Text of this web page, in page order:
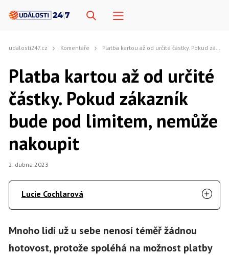
udalosti247.cz Komentáře Platba kartou až od určité částky. Pokud zákazník bude pod limitem, nemůže nakoupit
Platba kartou až od určité
částky. Pokud zákazník
bude pod limitem, nemůže
nakoupit
2. dubna 2023
Lucie Cochlarová
Mnoho lidí už u sebe nenosí téměř žádnou
hotovost, protože spoléhá na možnost platby